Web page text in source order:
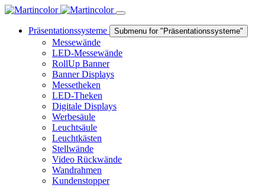
Präsentationssysteme Submenu for "Präsentationssysteme"
Messewände
LED-Messewände
RollUp Banner
Banner Displays
Messetheken
LED-Theken
Digitale Displays
Werbesäule
Leuchtsäule
Leuchtkästen
Stellwände
Video Rückwände
Wandrahmen
Kundenstopper